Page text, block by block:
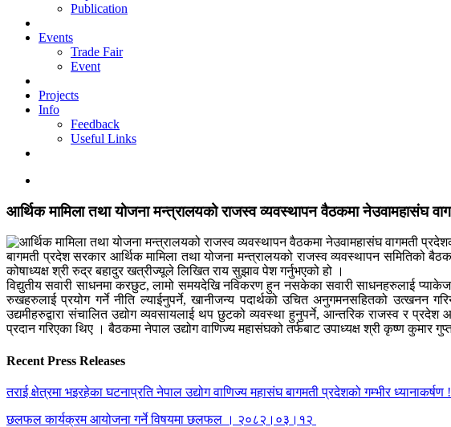
Publication
Events
Trade Fair
Event
Projects
Info
Feedback
Useful Links
आर्थिक मामिला तथा योजना मन्त्रालयको राजस्व व्यवस्थापन वैठकमा
बागमती प्रदेश सरकार आर्थिक मामिला तथा योजना मन्त्रालयको राजस्व व्यवस्थापन समितिको
कोषाध्यक्ष श्री रुद्र बहादुर खत्रीज्यूले लिखित राय सुझाव पेश गर्नुभएको हो ।
विद्युतीय सवारी साधनमा करछुट, लामो समयदेखि नविकरण हुन नसकेका सवारी साधनहरुलाई प्याकेज,
रुखहरुलाई प्रयोग गर्ने नीति ल्याईनुपर्ने, खानीजन्य पदार्थको उचित अनुगमनसहितको उत्खनन
उद्यमीहरुद्वारा संचालित उद्योग व्यवसायलाई थप छुटको व्यवस्था हुनुपर्ने, आन्तरिक राजस्व र
प्रदान गरिएका थिए । बैठकमा नेपाल उद्योग वाणिज्य महासंघको तर्फबाट उपाध्यक्ष श्री कृष्ण कुमार
Recent Press Releases
तराई क्षेत्रमा भइरहेका घटनाप्रति नेपाल उद्योग वाणिज्य महासंघ बागमती प्रदेशको गम्भीर
छलफल कार्यक्रम आयोजना गर्ने विषयमा छलफल । २०८२।०३।१२